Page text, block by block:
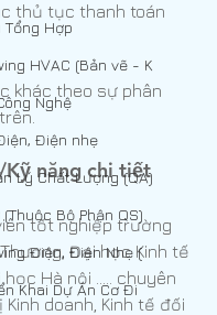
Tổng Hợp
HVAC (Bản vẽ - K
Nghệ
Điện nhẹ
Lý Chất Lượng (QA)
Bộ Phận QS)
Điện, Điện Nhẹ (
Khai Dự Án Cơ Đi
thủ tục thanh toán
khác theo sự phân
Kỹ năng chi tiết
tốt nghiệp trường
Đại học Kinh tế
Hà nội ..... chuyên
doanh, Kinh tế đối